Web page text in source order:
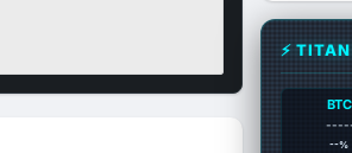
⚡
BTC
--%